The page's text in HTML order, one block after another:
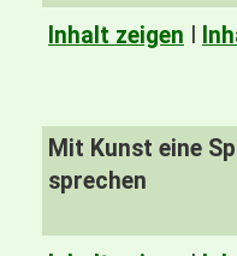
Inhalt zeigen
Mit Kunst eine
sprechen